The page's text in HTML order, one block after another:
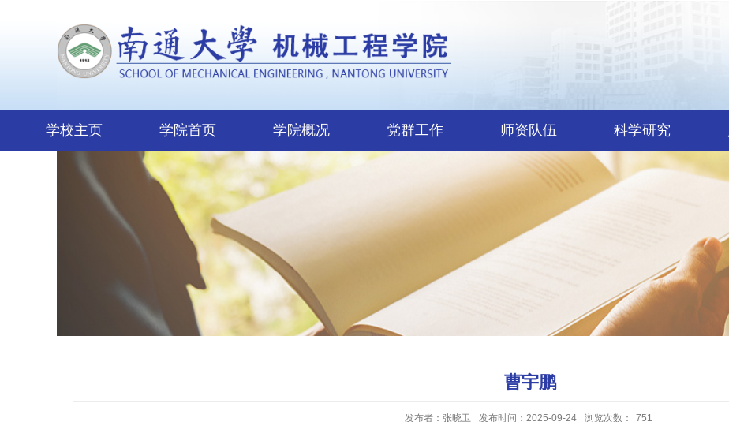
学校主页 学院首页 学院概况 党群工作 师资队伍 科学研究
曹宇鹏
发布者：张晓卫 发布时间：2025-09-24 浏览次数： 751